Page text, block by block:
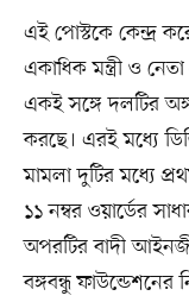
এই পোস্টকে কেন্দ্র
একাধিক মন্ত্রী ও
একই সঙ্গে দলটির
করছে। এরই মধ্যে
মামলা দুটির মধ্যে
১১ নম্বর ওয়ার্ডের
অপরটির বাদী
বঙ্গবন্ধু ফাউন্ডেশনের